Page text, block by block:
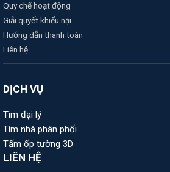
Quy chế hoạt động
Giải quyết khiếu nại
Hướng dẫn thanh toán
Liên hệ
DỊCH VỤ
Tìm đại lý
Tìm nhà phân phối
Tấm ốp tường 3D
LIÊN HỆ